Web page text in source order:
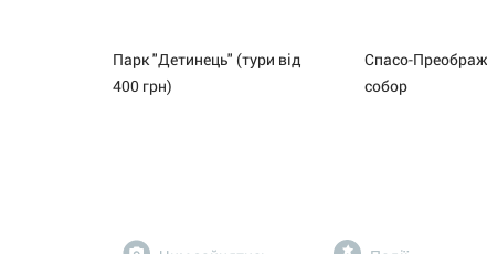
Парк "Детинець" (тури від
400 грн)
Спасо-
собор